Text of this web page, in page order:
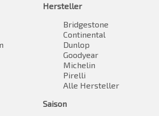
Hersteller
Bridgestone
Continental
Dunlop
Goodyear
Michelin
Pirelli
Alle Hersteller
Saison